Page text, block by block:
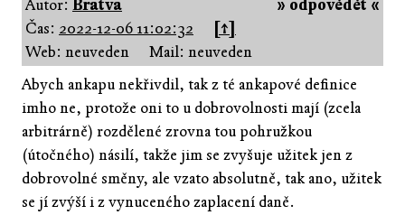
» odpovědět «
Autor: Bratva
Čas: 2022-12-06 11:02:32
[↑]
Web: neuveden
Mail: neuveden
Abych ankapu nekřivdil, tak z té ankapové definice
imho ne, protože oni to u dobrovolnosti mají (zcela
arbitrárně) rozdělené zrovna tou pohružkou
(útočného) násilí, takže jim se zvyšuje užitek jen z
dobrovolné směny, ale vzato absolutně, tak ano, užitek
se jí zvýší i z vynuceného zaplacení daně.